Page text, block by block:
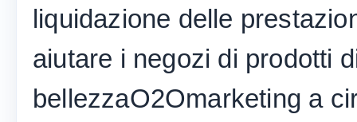
liquidazione delle
aiutare i negozi di prodotti
bellezzaO2Omarketing a